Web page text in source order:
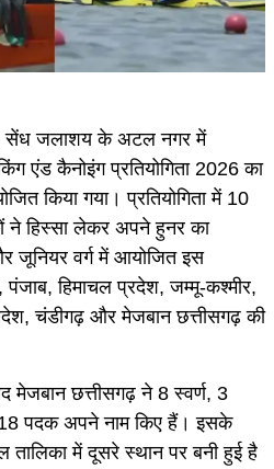
सेंध जलाशय के अटल नगर में
एंड कैनोइंग प्रतियोगिता 2026 का
किया गया। प्रतियोगिता में 10
ने हिस्सा लेकर अपने हुनर का
जूनियर वर्ग में आयोजित इस
पंजाब, हिमाचल प्रदेश, जम्मू-कश्मीर,
चंडीगढ़ और मेजबान छत्तीसगढ़ की
मेजबान छत्तीसगढ़ ने 8 स्वर्ण, 3
पदक अपने नाम किए हैं। इसके
में दूसरे स्थान पर बनी हुई है